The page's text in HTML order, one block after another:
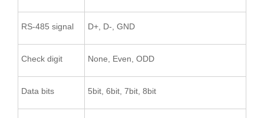
RS-485 signal D+, D-, GND
Check digit None, Even, ODD
Data bits 5bit, 6bit, 7bit, 8bit